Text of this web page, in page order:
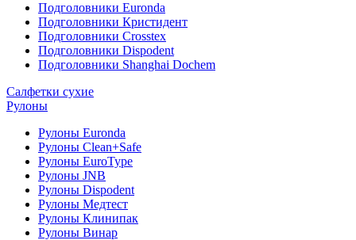
Подголовники Euronda
Подголовники Кристидент
Подголовники Crosstex
Подголовники Dispodent
Подголовники Shanghai Dochem
Салфетки сухие
Рулоны
Рулоны Euronda
Рулоны Clean+Safe
Рулоны EuroType
Рулоны JNB
Рулоны Dispodent
Рулоны Медтест
Рулоны Клинипак
Рулоны Винар